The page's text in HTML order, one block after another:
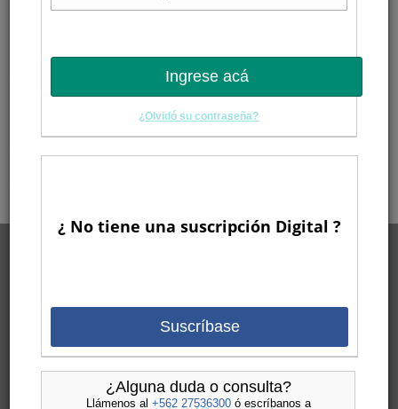
Ingrese acá
¿Olvidó su contraseña?
¿ No tiene una suscripción Digital ?
Suscríbase
¿Alguna duda o consulta?
Llámenos al +562 27536300ó escríbanos a